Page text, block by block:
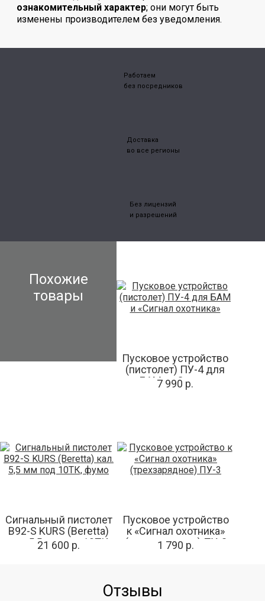
ознакомительный характер; они могут быть
изменены производителем без уведомления.
Работаем
без посредников
Доставка
во все регионы
Без лицензий
и разрешений
Похожие
товары
Пусковое устройство
(пистолет) ПУ-4 для
БАМ и «Сигнал
охотника»
7 990 р.
Сигнальный пистолет
B92-S KURS (Beretta)
кал. 5,5 мм под 10ТК,
21 600 р.
Пусковое устройство
к «Сигнал охотника»
(трехзарядное) ПУ-3
1 790 р.
Отзывы